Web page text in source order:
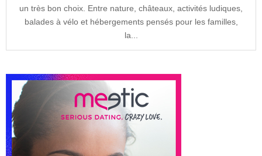
un très bon choix. Entre nature, châteaux, activités ludiques,
balades à vélo et hébergements pensés pour les familles,
la...